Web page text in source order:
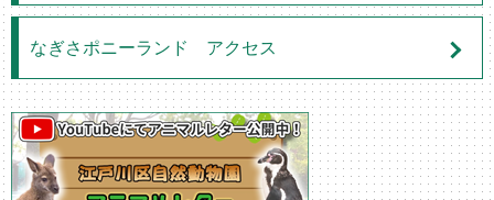
なぎさポニーランド アクセス